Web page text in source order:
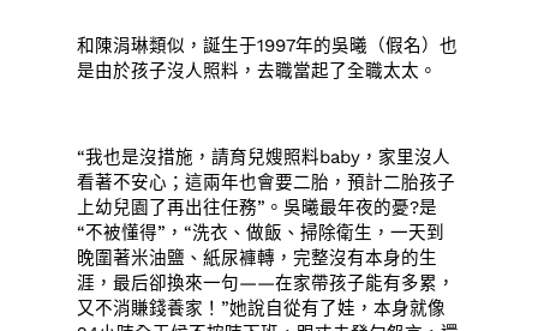
和陳涓琳類似，誕生于1997年的吳曦（假名）也
是由於孩子沒人照料，去職當起了全職太太。
“我也是沒措施，請育兒嫂照料baby，家里沒人
看著不安心；這兩年也會要二胎，預計二胎孩子
上幼兒園了再出往任務”。吳曦最年夜的憂?是
“不被懂得”，“洗衣、做飯、掃除衛生，一天到
晚圍著米油鹽、紙尿褲轉，完整沒有本身的生
涯，最后卻換來一句——在家帶孩子能有多累，
又不消賺錢養家！”她說自從有了娃，本身就像